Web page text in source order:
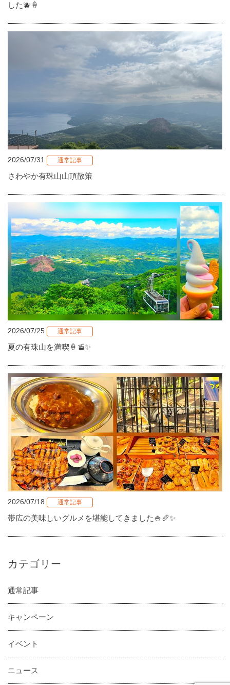
した🫐🍦
2026/07/31 通常記事
さわやか有珠山山頂散策
2026/07/25 通常記事
夏の有珠山を満喫🍦🚡✨
2026/07/18 通常記事
帯広の美味しいグルメを堪能してきました🍚🥖✨
カテゴリー
通常記事
キャンペーン
イベント
ニュース